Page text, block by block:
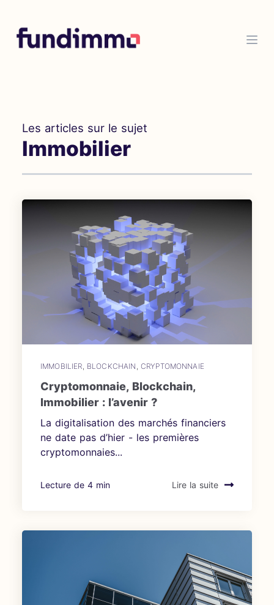
Les articles sur le sujet
Immobilier
IMMOBILIER BLOCKCHAIN CRYPTOMONNAIE
Cryptomonnaie, Blockchain,
Immobilier : l’avenir ?
La digitalisation des marchés financiers
ne date pas d’hier - les premières
cryptomonnaies...
Lecture de 4 min Lire la suite